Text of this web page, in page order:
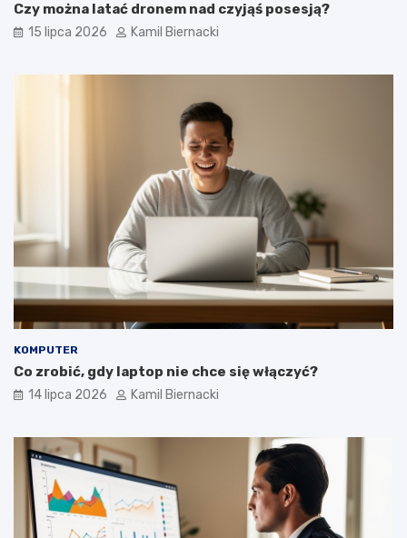
Czy można latać dronem nad czyjąś posesją?
15 lipca 2026 Kamil Biernacki
KOMPUTER
Co zrobić, gdy laptop nie chce się włączyć?
14 lipca 2026 Kamil Biernacki